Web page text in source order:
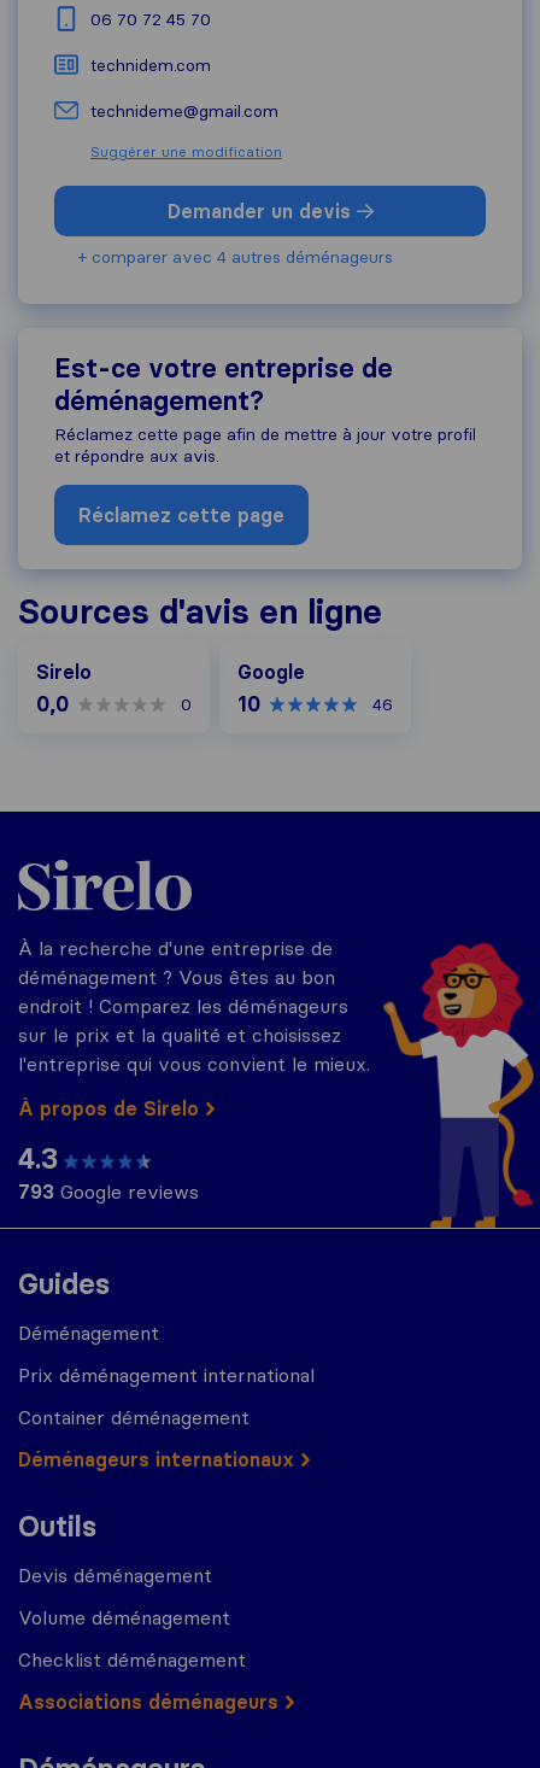
06 70 72 45 70
technidem.com
technideme@gmail.com
Suggérer une modification
Demander un devis
+ comparer avec 4 autres déménageurs
Est-ce votre entreprise de
déménagement?
Réclamez cette page afin de mettre à jour votre profil
et répondre aux avis.
Réclamez cette page
Sources d'avis en ligne
Sirelo
0,0 0
Google
10 46
Guides
Déménagement
Prix déménagement international
Container déménagement
Déménageurs internationaux
Outils
Devis déménagement
Volume déménagement
Checklist déménagement
Associations déménageurs
Sirelo.fr
À la recherche d'une entreprise de
déménagement ? Vous êtes au bon
endroit ! Comparez les déménageurs
sur le prix et la qualité et choisissez
l'entreprise qui vous convient le mieux.
À propos de Sirelo
4.3
793 Google reviews